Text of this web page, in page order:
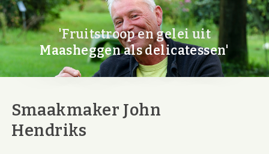
'Fruitstroop en gelei uit
Maasheggen als delicatessen'
Smaakmaker John
Hendriks